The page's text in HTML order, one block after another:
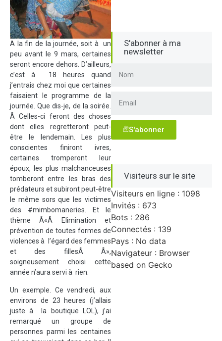
A la fin de la journée, soit à un
peu avant le 9 mars, certaines
seront encore dehors. D’ailleurs,
c’est à 18 heures quand
j’entrais chez moi que certaines
faisaient le programme de la
journée. Que dis-je, de la soirée.
Â Celles-ci feront des choses
dont elles regretteront peut-
être le lendemain. Les plus
conscientes finiront ivres,
certaines tromperont leur
époux, les plus malchanceuses
tomberont entre les bras des
prédateurs et subiront peut-être
le même sors que les victimes
des #mimbomaneries. Et le
thème Â«Â Elimination et
prévention de toutes formes de
violences à l’égard des femmes
et des fillesÂ Â»,
soigneusement choisi cette
année n’aura servi à rien.
Un exemple. Ce vendredi, aux
environs de 23 heures (j’allais
juste à la boutique LOL), j’ai
remarqué un groupe de
personnes parmi les centaines
S'abonner à ma
newsletter
S'abonner
Visiteurs sur le site
Visiteurs en ligne : 1098
Invités : 673
Bots : 286
Connectés : 139
Pays : No data
Navigateur : Browser
based on Gecko